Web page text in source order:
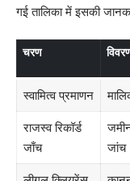
गई तालिका में इसकी
चरण
स्वामित्व प्रमाणन
राजस्व रिकॉर्ड
जाँच
जांच